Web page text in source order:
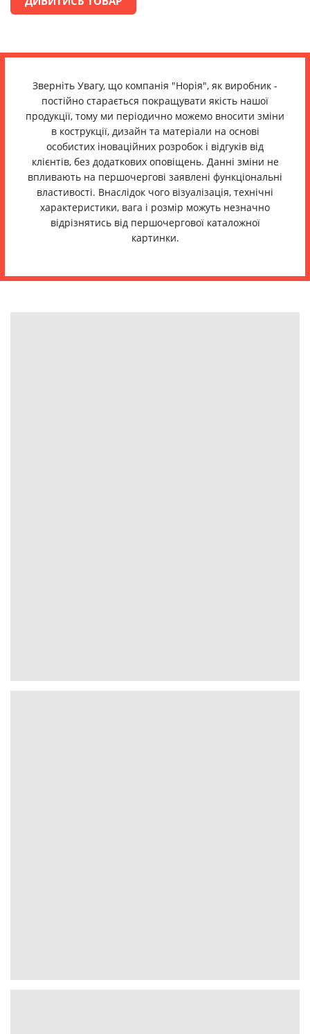
Зверніть Увагу, що компанія "Норія", як виробник -
постійно старається покращувати якість нашої
продукції, тому ми періодично можемо вносити зміни
в кострукції, дизайн та матеріали на основі
особистих іноваційних розробок і відгуків від
клієнтів, без додаткових оповіщень. Данні зміни не
впливають на першочергові заявлені функціональні
властивості. Внаслідок чого візуалізація, технічні
характеристики, вага і розмір можуть незначно
відрізнятись від першочергової каталожної
картинки.